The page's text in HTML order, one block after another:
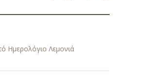
Ημερολόγιο Λεμονιά